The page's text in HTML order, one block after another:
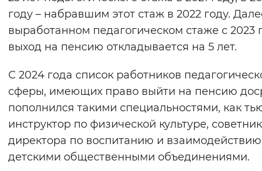
году – набравшим этот стаж в 2022 году.
выработанном педагогическом стаже с 2023
выход на пенсию откладывается на 5 лет.
С 2024 года список работников
сферы, имеющих право выйти на пенсию
пополнился такими специальностями, как
инструктор по физической культуре, советник
директора по воспитанию и
детскими общественными объединениями.